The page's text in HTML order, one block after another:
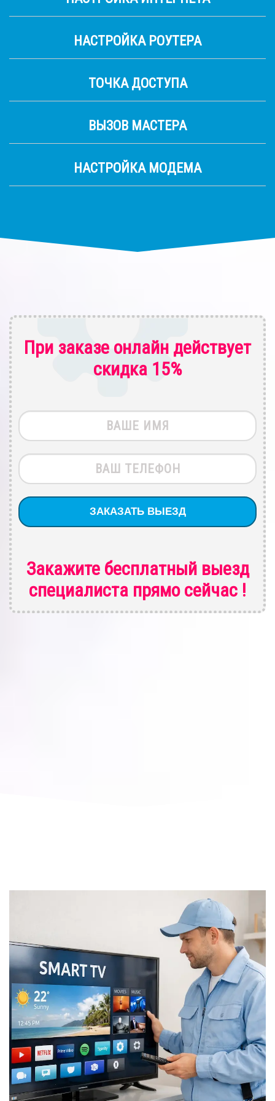
НАСТРОЙКА РОУТЕРА
ТОЧКА ДОСТУПА
ВЫЗОВ МАСТЕРА
НАСТРОЙКА МОДЕМА
При заказе онлайн действует
скидка 15%
Закажите бесплатный выезд
специалиста прямо сейчас !